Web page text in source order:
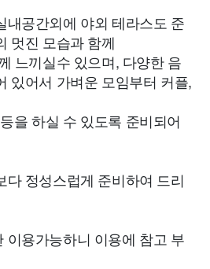
내공간외에 야외 테라스도 준
멋진 모습과 함께
느끼실수 있으며, 다양한 음
있어서 가벼운 모임부터 커플,
을 하실 수 있도록 준비되어
다 정성스럽게 준비하여 드리
이용가능하니 이용에 참고 부